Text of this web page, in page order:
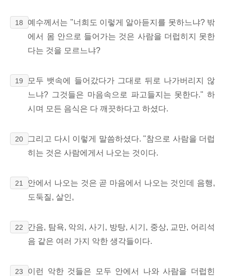
18
예수께서는 "너희도 이렇게 알아듣지를 못하느냐? 밖
에서 몸 안으로 들어가는 것은 사람을 더럽히지 못한
다는 것을 모르느냐?
19
모두 뱃속에 들어갔다가 그대로 뒤로 나가버리지 않
느냐? 그것들은 마음속으로 파고들지는 못한다." 하
시며 모든 음식은 다 깨끗하다고 하셨다.
20
그리고 다시 이렇게 말씀하셨다. "참으로 사람을 더럽
히는 것은 사람에게서 나오는 것이다.
21
안에서 나오는 것은 곧 마음에서 나오는 것인데 음행,
도둑질, 살인,
22
간음, 탐욕, 악의, 사기, 방탕, 시기, 중상, 교만, 어리석
음 같은 여러 가지 악한 생각들이다.
23
이런 악한 것들은 모두 안에서 나와 사람을 더럽힌